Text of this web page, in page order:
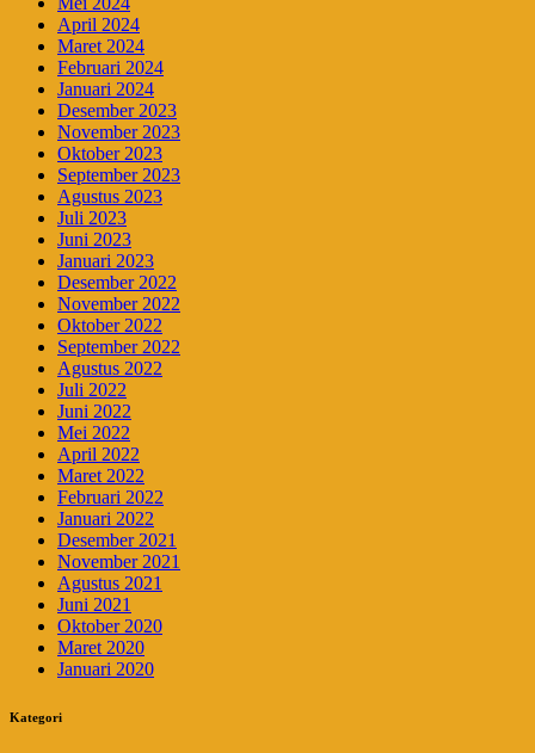
April 2024
Maret 2024
Februari 2024
Januari 2024
Desember 2023
November 2023
Oktober 2023
September 2023
Agustus 2023
Juli 2023
Juni 2023
Januari 2023
Desember 2022
November 2022
Oktober 2022
September 2022
Agustus 2022
Juli 2022
Juni 2022
Mei 2022
April 2022
Maret 2022
Februari 2022
Januari 2022
Desember 2021
November 2021
Agustus 2021
Juni 2021
Oktober 2020
Maret 2020
Januari 2020
Kategori